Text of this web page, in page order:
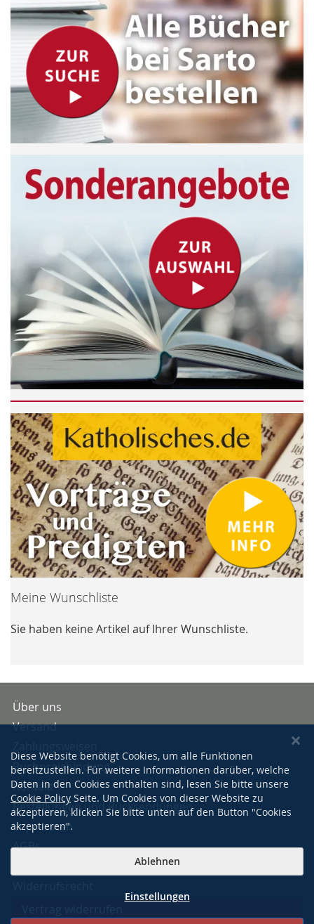
Meine Wunschliste
Sie haben keine Artikel auf Ihrer Wunschliste.
Über uns
Versand
Buchpreisbindung
Kontakt
Bestellungen und Rücksendungen
Impressum
AGBs
Diese Website benötigt Cookies, um alle Funktionen
bereitzustellen. Für weitere Informationen darüber, welche
Daten in den Cookies enthalten sind, lesen Sie bitte unsere
Cookie Policy Seite. Um Cookies von dieser Website zu
akzeptieren, klicken Sie bitte unten auf den Button "Cookies
akzeptieren".
Ablehnen
Einstellungen